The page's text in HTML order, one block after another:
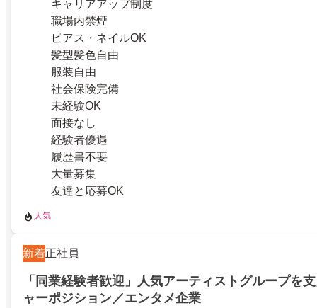
キャリアアップ制度
職場内禁煙
ピアス・ネイルOK
髪型髪色自由
服装自由
社会保険完備
未経験OK
面接なし
経験者優遇
履歴書不要
大量募集
友達と応募OK
人気
新着正社員
「同業経験者歓迎」人気アーティストグループを
ャーポジション／エンタメ企業